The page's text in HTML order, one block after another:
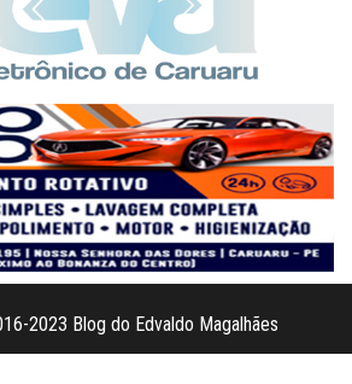
2023 Blog do Edvaldo Magalhães